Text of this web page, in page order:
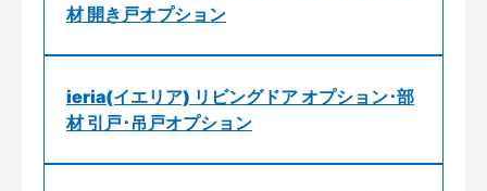
材 開き戸オプション
ieria(イエリア) リビングドア オプション･部
材 引戸･吊戸オプション